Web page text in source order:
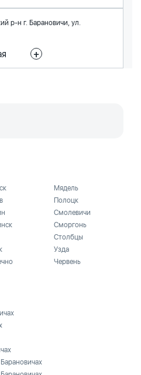
р-н г. Барановичи, ул.
Мядель
Полоцк
Смолевичи
Сморгонь
Столбцы
Узда
Червень